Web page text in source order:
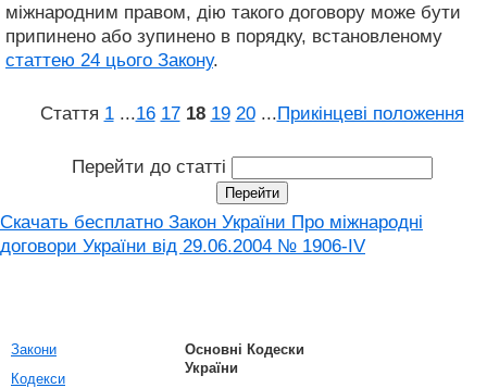
міжнародним правом, дію такого договору може бути
припинено або зупинено в порядку, встановленому
статтею 24 цього Закону.
Стаття 1 ...16 17 18 19 20 ...Прикінцеві положення
Перейти до статті
Скачать бесплатно Закон України Про міжнародні
договори України від 29.06.2004 № 1906-IV
Закони
Кодекси
Основні Кодески
України